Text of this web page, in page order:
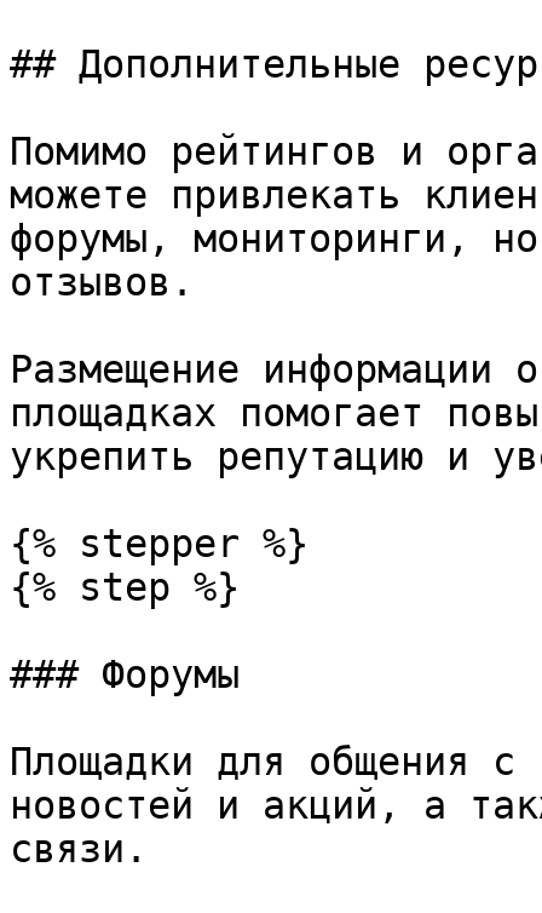
## Дополнительные
Помимо рейтингов и
можете привлекать
форумы, мониторинги,
отзывов.
Размещение информации
площадках помогает
укрепить репутацию и
{% stepper %}
{% step %}
### Форумы
Площадки для общения с
новостей и акций, а
связи.